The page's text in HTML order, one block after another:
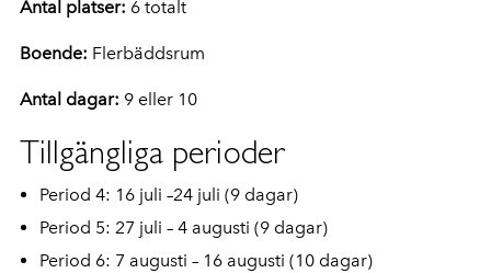
Antal platser: 6 totalt
Boende: Flerbäddsrum
Antal dagar: 9 eller 10
Tillgängliga perioder
Period 4: 16 juli –24 juli (9 dagar)
Period 5: 27 juli – 4 augusti (9 dagar)
Period 6: 7 augusti – 16 augusti (10 dagar)